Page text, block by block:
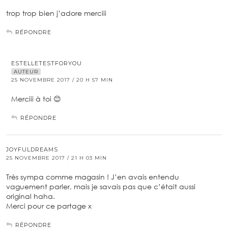
trop trop bien j’adore merciii
RÉPONDRE
ESTELLETESTFORYOU
AUTEUR
25 NOVEMBRE 2017 / 20 H 57 MIN
Merciii à toi 😊
RÉPONDRE
JOYFULDREAMS
25 NOVEMBRE 2017 / 21 H 03 MIN
Très sympa comme magasin ! J’en avais entendu
vaguement parler, mais je savais pas que c’était aussi
original haha.
Merci pour ce partage x
RÉPONDRE